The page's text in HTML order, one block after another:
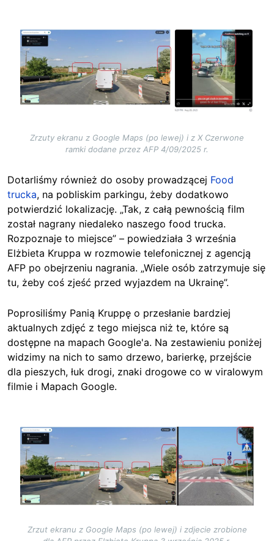
Image
Zrzuty ekranu z Google Maps (po lewej) i z X Czerwone
ramki dodane przez AFP 4/09/2025 r.
Dotarliśmy również do osoby prowadzącej Food
trucka, na pobliskim parkingu, żeby dodatkowo
potwierdzić lokalizację. „Tak, z całą pewnością film
został nagrany niedaleko naszego food trucka.
Rozpoznaje to miejsce” – powiedziała 3 września
Elżbieta Kruppa w rozmowie telefonicznej z agencją
AFP po obejrzeniu nagrania. „Wiele osób zatrzymuje się
tu, żeby coś zjeść przed wyjazdem na Ukrainę”.
Poprosiliśmy Panią Kruppę o przesłanie bardziej
aktualnych zdjęć z tego miejsca niż te, które są
dostępne na mapach Google'a. Na zestawieniu poniżej
widzimy na nich to samo drzewo, barierkę, przejście
dla pieszych, łuk drogi, znaki drogowe co w viralowym
filmie i Mapach Google.
Image
Zrzut ekranu z Google Maps (po lewej) i zdjecie zrobione